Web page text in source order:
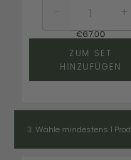
+
€67.00
ZUM SET
HINZUFÜGEN
3. Wähle mindestens